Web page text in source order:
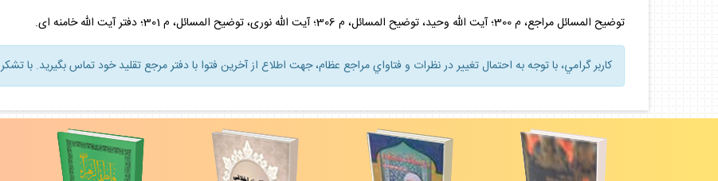
توضيح‏ المسائل مراجع، م 300؛ آيت‏ الله وحيد، توضيح‏ المسائل، م 306؛ آيت ‏الله نورى، توضيح‏ المسائل، م 301؛ دفتر آيت‏ الله خامنه‏ اى.
كاربر گرامي، با توجه به احتمال تغيير در نظرات و فتاواي مراجع عظام، جهت اطلاع از آخرين فتوا با دفتر مرجع تقليد خود تماس بگيريد. با تشكر